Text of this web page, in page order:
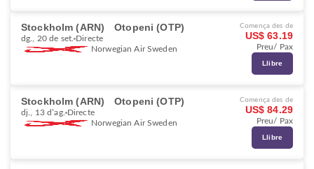
Stockholm (ARN) Otopeni (OTP)
dg., 20 de set. Directe
Norwegian Air Sweden
Comença des de
US$ 63.19
Preu/ Pax
Llibre
Stockholm (ARN) Otopeni (OTP)
dj., 13 d’ag. Directe
Norwegian Air Sweden
Comença des de
US$ 84.29
Preu/ Pax
Llibre